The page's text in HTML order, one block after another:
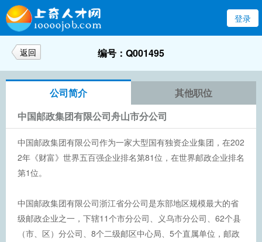
登录
返回 编号：Q001495
公司简介
其他职位
中国邮政集团有限公司舟山市分公司
中国邮政集团有限公司作为一家大型国有独资企业集团，在202
2年《财富》世界五百强企业排名第81位，在世界邮政企业排名
第1位。
中国邮政集团有限公司浙江省分公司是东部地区规模最大的省
级邮政企业之一，下辖11个市分公司、义乌市分公司、62个县
（市、区）分公司、8个二级邮区中心局、5个直属单位，邮政